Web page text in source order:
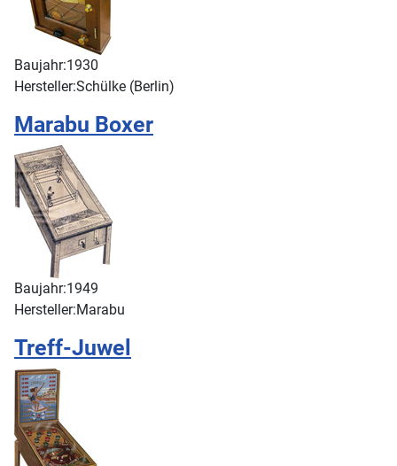
Baujahr:1930
Hersteller:Schülke (Berlin)
Marabu Boxer
Baujahr:1949
Hersteller:Marabu
Treff-Juwel